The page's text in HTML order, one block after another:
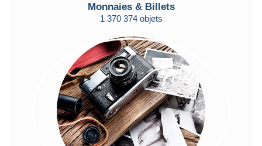
Monnaies & Billets
1 370 374 objets